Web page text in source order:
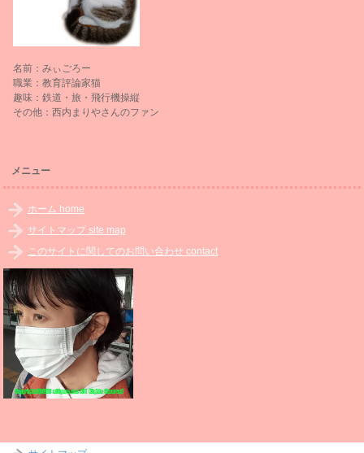
名前：みぃごろー
職業：教育評論家猫
趣味：鉄道・旅・飛行機操縦
その他：西内まりやさんのファン
メニュー
ホーム home
サイトマップ site map
このサイトに関してのお問い合わせ contact